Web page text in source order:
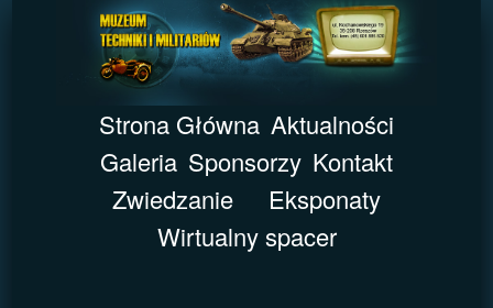
Strona Główna Aktualności
Galeria Sponsorzy Kontakt
Zwiedzanie
Eksponaty
Wirtualny spacer